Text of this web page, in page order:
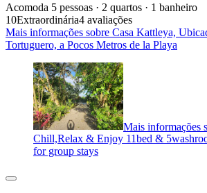
Acomoda 5 pessoas · 2 quartos · 1 banheiro
10Extraordinária4 avaliações
Mais informações sobre Casa Kattleya,
Tortuguero, a Pocos Metros de la Playa
Mais informações
Chill,Relax & Enjoy 11bed &
for group stays